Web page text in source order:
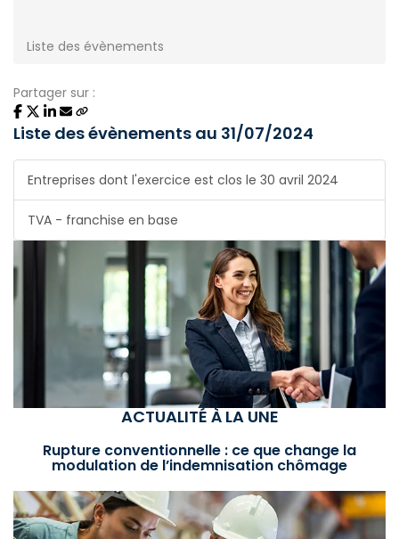
Liste des évènements
Partager sur :
Liste des évènements au 31/07/2024
Entreprises dont l'exercice est clos le 30 avril 2024
TVA - franchise en base
ACTUALITÉ À LA UNE
Rupture conventionnelle : ce que change la
modulation de l’indemnisation chômage